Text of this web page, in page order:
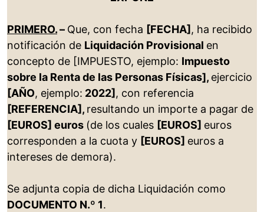
PRIMERO.– Que, con fecha [FECHA] , ha recibido
notificación de Liquidación Provisional en
concepto de [IMPUESTO, ejemplo: Impuesto
sobre la Renta de las Personas Físicas], ejercicio
[AÑO, ejemplo: 2022] , con referencia
[REFERENCIA] , resultando un importe a pagar de
[EUROS] euros (de los cuales [EUROS] euros
corresponden a la cuota y [EUROS] euros a
intereses de demora).
Se adjunta copia de dicha Liquidación como
DOCUMENTO N.º 1.